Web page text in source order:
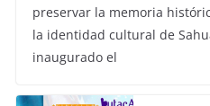
preservar la memoria
la identidad cultural de
inaugurado el